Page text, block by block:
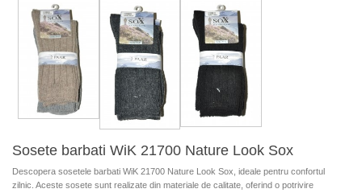
Sosete barbati WiK 21700 Nature Look Sox
Descopera sosetele barbati WiK 21700 Nature Look Sox, ideale pentru confortul
zilnic. Aceste sosete sunt realizate din materiale de calitate, oferind o potrivire